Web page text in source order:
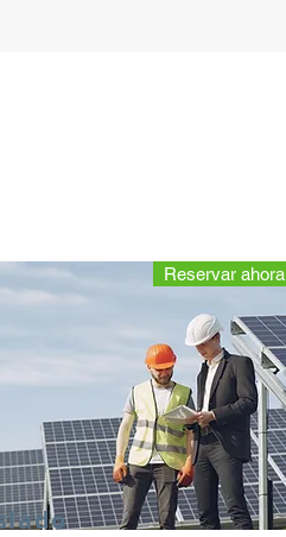
Reservar ahora